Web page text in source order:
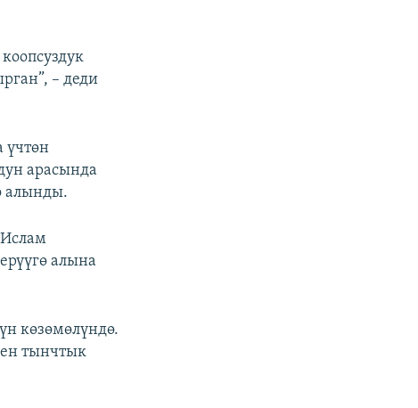
– деди
үчтөн
арасында
алынды.
алына
көзөмөлүндө.
тынчтык